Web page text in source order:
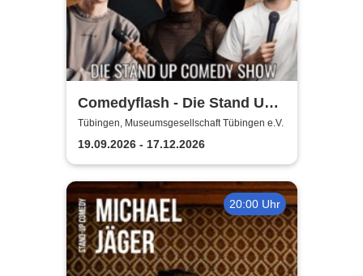
Comedyflash - Die Stand Up
Comedy Show
Tübingen, Museumsgesellschaft Tübingen e.V.
19.09.2026 - 17.12.2026
20:00 Uhr